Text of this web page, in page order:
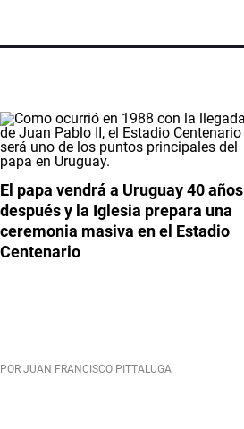
El papa vendrá a Uruguay 40 años
después y la Iglesia prepara una
ceremonia masiva en el Estadio
Centenario
POR JUAN FRANCISCO PITTALUGA